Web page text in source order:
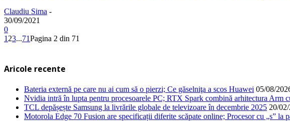
Claudiu Sima -
30/09/2021
0
1 23...71Pagina 2 din 71
Aricole recente
Bateria externă pe care nu ai cum să o pierzi; Ce găselniţa a scos Huawei 05/08/
Nvidia intră în lupta pentru procesoarele PC; RTX Spark combină arhitectura Arm
TCL depășește Samsung la livrările globale de televizoare în decembrie 2025 20/
Motorola Edge 70 Fusion are specificații diferite scăpate online; Procesor cu „s” la